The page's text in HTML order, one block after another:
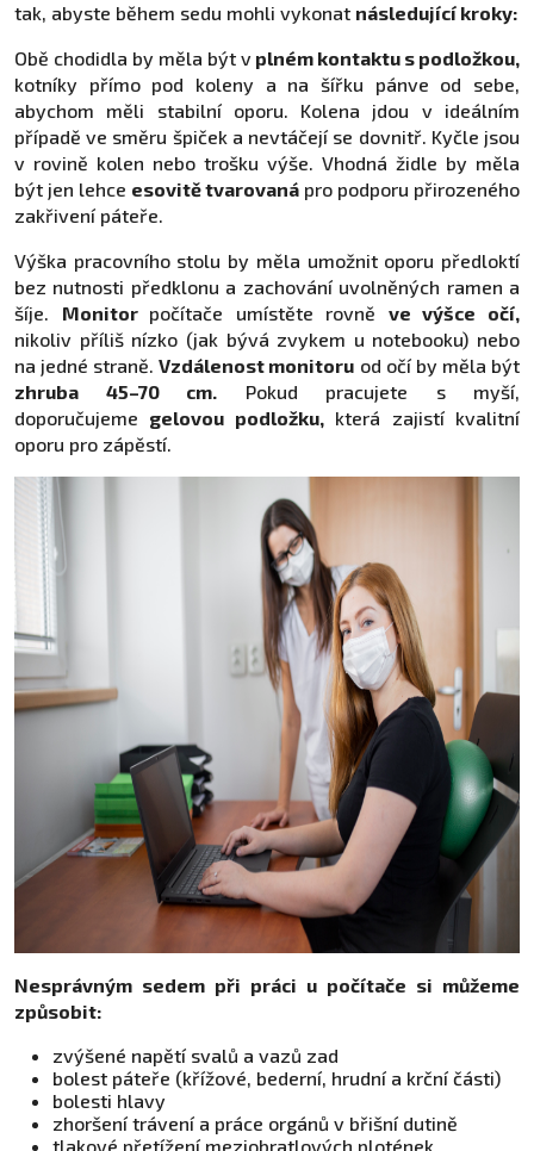
tak, abyste během sedu mohli vykonat následující kroky:
Obě chodidla by měla být v plném kontaktu s podložkou,
kotníky přímo pod koleny a na šířku pánve od sebe,
abychom měli stabilní oporu. Kolena jdou v ideálním
případě ve směru špiček a nevtáčejí se dovnitř. Kyčle jsou
v rovině kolen nebo trošku výše. Vhodná židle by měla
být jen lehce esovitě tvarovaná pro podporu přirozeného
zakřivení páteře.
Výška pracovního stolu by měla umožnit oporu předloktí
bez nutnosti předklonu a zachování uvolněných ramen a
šíje. Monitor počítače umístěte rovně ve výšce očí,
nikoliv příliš nízko (jak bývá zvykem u notebooku) nebo
na jedné straně.Vzdálenost monitoru od očí by měla být
zhruba 45–70 cm. Pokud pracujete s myší,
doporučujeme gelovou podložku,která zajistí kvalitní
oporu pro zápěstí.
Nesprávným sedem při práci u počítače si můžeme
způsobit:
zvýšené napětí svalů a vazů zad
bolest páteře (křížové, bederní, hrudní a krční části)
bolesti hlavy
zhoršení trávení a práce orgánů v břišní dutině
tlakové přetížení meziobratlových plotének